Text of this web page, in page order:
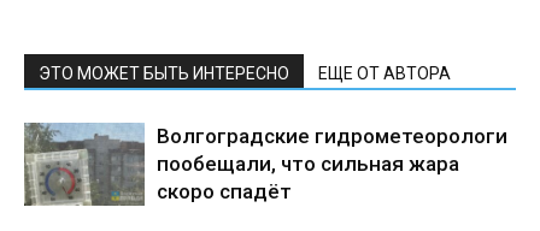
ЭТО МОЖЕТ БЫТЬ ИНТЕРЕСНО ЕЩЕ ОТ АВТОРА
Волгоградские гидрометеорологи
пообещали, что сильная жара
скоро спадёт